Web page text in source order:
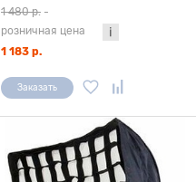
1 480 р. -
розничная цена
1 183 р.
Заказать